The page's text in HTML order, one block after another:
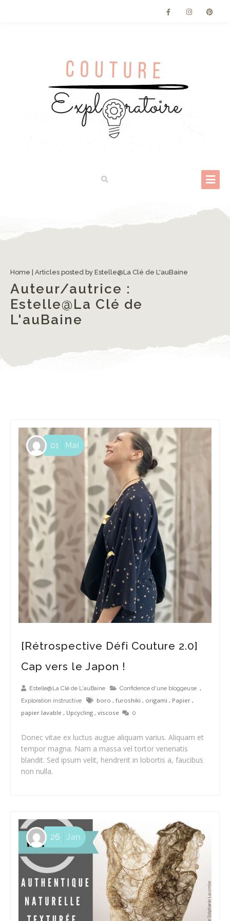
Home Articles posted by Estelle@La Clé de L'auBaine
Auteur/autrice :
Estelle@La Clé de
L'auBaine
[Rétrospective Défi Couture 2.0]
Cap vers le Japon !
Estelle@La Clé de L'auBaine Confidence d'une bloggeuse ,
Exploration instructive boro , furoshiki , origami , Papier ,
papier lavable , Upcycling , viscose 0
01 Mai
Donec vitae ex luctus augue aliquam varius. Aliquam et
tempor magna. Nam a massa vel tortor venenatis
blandit. Sed ipsum velit, hendrerit in lobortis a, faucibus
non nulla.
26 Jan